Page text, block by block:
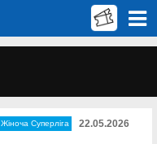
Жіноча Суперліга 22.05.2026